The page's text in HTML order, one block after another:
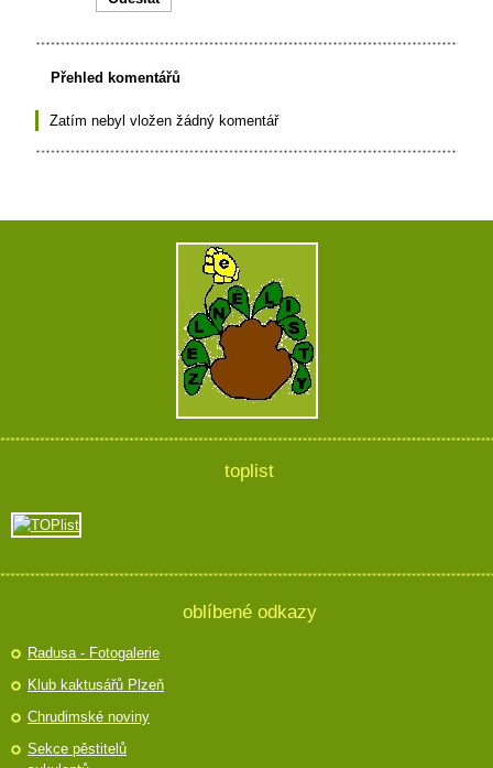
Přehled komentářů
Zatím nebyl vložen žádný komentář
toplist
oblíbené odkazy
Radusa - Fotogalerie
Klub kaktusářů Plzeň
Chrudimské noviny
Sekce pěstitelů